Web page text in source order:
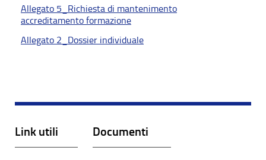
Allegato 5_Richiesta di mantenimento
accreditamento formazione
Allegato 2_Dossier individuale
Link utili Documenti